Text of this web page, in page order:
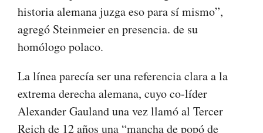
historia alemana juzga eso para sí mismo”,
agregó Steinmeier en presencia. de su
homólogo polaco.
La línea parecía ser una referencia clara a la
extrema derecha alemana, cuyo co-líder
Alexander Gauland una vez llamó al Tercer
Reich de 12 años una “mancha de popó de